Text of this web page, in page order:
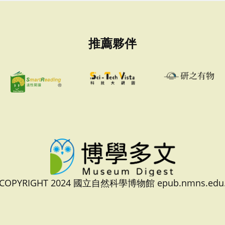
推薦夥伴
2024 國立自然科學博物館